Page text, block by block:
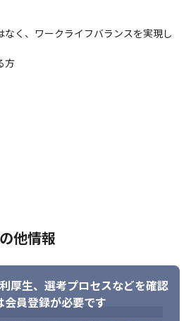
していただいた後、担当できる業務
なく、ワークライフバランスを実現し
方
他情報
厚生、 選考プロセスなどを確認
会員登録が必要です